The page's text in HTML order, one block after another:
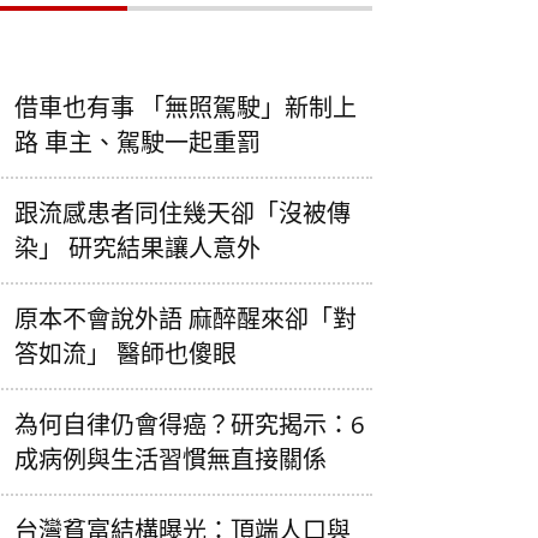
借車也有事 「無照駕駛」新制上
路 車主、駕駛一起重罰
跟流感患者同住幾天卻「沒被傳
染」 研究結果讓人意外
原本不會說外語 麻醉醒來卻「對
答如流」 醫師也傻眼
為何自律仍會得癌？研究揭示：6
成病例與生活習慣無直接關係
台灣貧富結構曝光：頂端人口與